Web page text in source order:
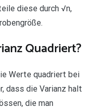
diese durch √n,
Quadriert?
Werte quadriert bei
dass die Varianz halt
die man